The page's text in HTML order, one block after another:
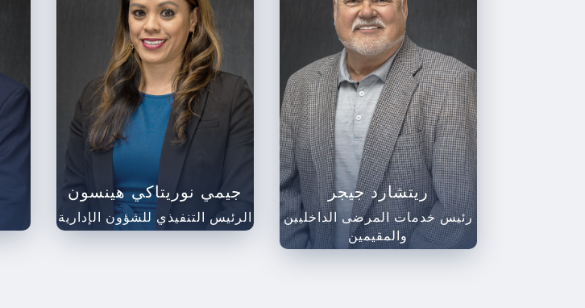
جيمي نوريتاكي هينسون
الرئيس التنفيذي للشؤون الإدارية
ريتشارد جيجر
رئيس خدمات المرضى الداخليين
والمقيمين